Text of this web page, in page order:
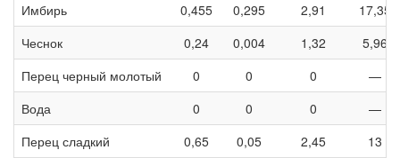
Имбирь
0,455 0,295 2,91
17,35
Чеснок
0,24 0,004 1,32
5,96
Перец черный молотый
0 0 0
—
Вода
0 0 0
—
Перец сладкий
0,65 0,05 2,45
13